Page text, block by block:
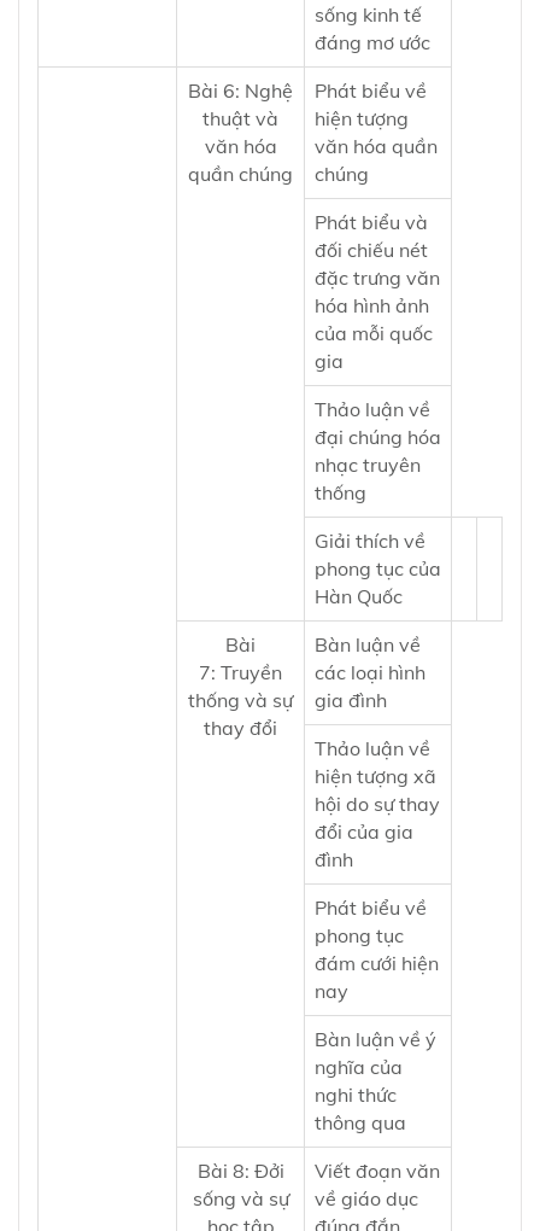
sống kinh tế
đáng mơ ước
Bài 6: Nghệ
thuật và
văn hóa
quần chúng
Phát biểu về
hiện tượng
văn hóa quần
chúng
Phát biểu và
đối chiếu nét
đặc trưng văn
hóa hình ảnh
của mỗi quốc
gia
Thảo luận về
đại chúng hóa
nhạc truyên
thống
Giải thích về
phong tục của
Hàn Quốc
Bài
7: Truyền
thống và sự
thay đổi
Bàn luận về
các loại hình
gia đình
Thảo luận về
hiện tượng xã
hội do sự thay
đổi của gia
đình
Phát biểu về
phong tục
đám cưới hiện
nay
Bàn luận về ý
nghĩa của
nghi thức
thông qua
Bài 8: Đởi
sống và sự
học tập
Viết đoạn văn
về giáo dục
đúng đắn